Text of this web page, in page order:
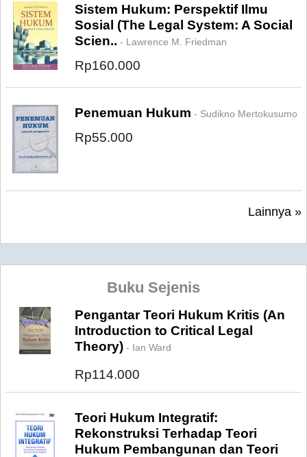
Sistem Hukum: Perspektif Ilmu
Sosial (The Legal System: A Social
Scien.. - Lawrence M. Friedman
Rp160.000
Penemuan Hukum - Sudikno Mertokusumo
Rp55.000
Lainnya »
Buku Sejenis
Pengantar Teori Hukum Kritis (An
Introduction to Critical Legal
Theory) - Ian Ward
Rp114.000
Teori Hukum Integratif:
Rekonstruksi Terhadap Teori
Hukum Pembangunan dan Teori